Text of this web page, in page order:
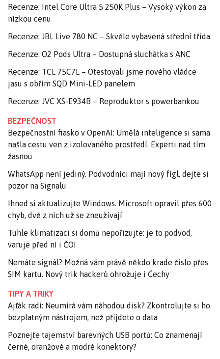
Recenze: Intel Core Ultra 5 250K Plus – Vysoký výkon za
nízkou cenu
Recenze: JBL Live 780 NC – Skvěle vybavená střední třída
Recenze: O2 Pods Ultra – Dostupná sluchátka s ANC
Recenze: TCL 75C7L – Otestovali jsme nového vládce
jasu s obřím SQD Mini-LED panelem
Recenze: JVC XS-E934B – Reproduktor s powerbankou
BEZPEČNOST
Bezpečnostní fiasko v OpenAI: Umělá inteligence si sama
našla cestu ven z izolovaného prostředí. Experti nad tím
žasnou
WhatsApp není jediný. Podvodníci mají nový fígl, dejte si
pozor na Signalu
Ihned si aktualizujte Windows. Microsoft opravil přes 600
chyb, dvě z nich už se zneužívají
Tuhle klimatizaci si domů nepořizujte: je to podvod,
varuje před ní i ČOI
Nemáte signál? Možná vám právě někdo krade číslo přes
SIM kartu. Nový trik hackerů ohrožuje i Čechy
TIPY A TRIKY
Ajťák radí: Neumírá vám náhodou disk? Zkontrolujte si ho
bezplatným nástrojem, než přijdete o data
Poznejte tajemství barevných USB portů: Co znamenají
černé, oranžové a modré konektory?